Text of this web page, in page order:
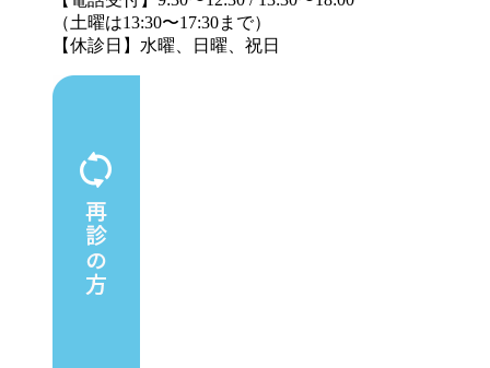
（土曜は13:30〜17:30まで）
【休診日】水曜、日曜、祝日